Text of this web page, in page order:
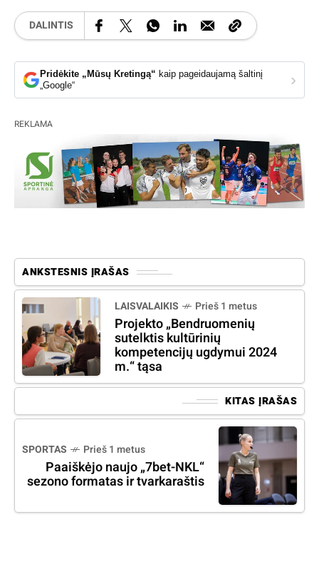
DALINTIS
Pridėkite „Mūsų Kretingą“ kaip pageidaujamą šaltinį
„Google“
›
REKLAMA
ANKSTESNIS ĮRAŠAS
LAISVALAIKIS Prieš 1 metus
Projekto „Bendruomenių
sutelktis kultūrinių
kompetencijų ugdymui 2024
m.“ tąsa
KITAS ĮRAŠAS
SPORTAS Prieš 1 metus
Paaiškėjo naujo „7bet-NKL“
sezono formatas ir tvarkaraštis